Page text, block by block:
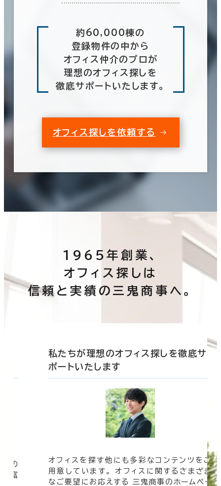
約60,000棟の
登録物件の中から
オフィス仲介のプロが
理想のオフィス探しを
徹底サポートいたします。
オフィス探しを依頼する
1965年創業、
オフィス探しは
信頼と実績の三鬼商事へ。
の
豊富
私たちが理想のオフィス探しを徹底サ
ポートいたします
オフィスを探す他にも多彩なコンテンツをご
用意しています。 オフィスに関するさまざま
なご要望にお応えする 三鬼商事のホームペー